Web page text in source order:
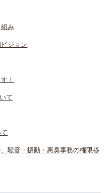
み
ジョン
！
て
騒音・振動・悪臭事務の権限移